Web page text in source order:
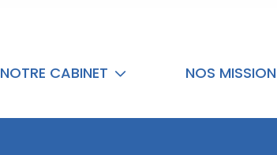
NOTRE CABINET NOS